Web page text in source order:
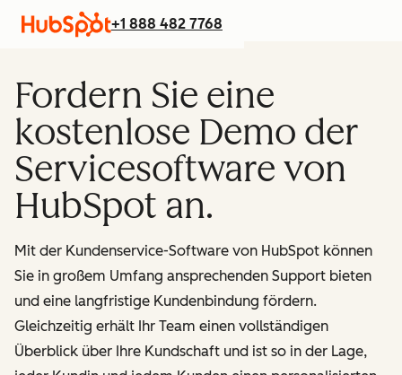
+1 888 482 7768
Fordern Sie eine
kostenlose Demo der
Servicesoftware von
HubSpot an.
Mit der Kundenservice-Software von HubSpot können
Sie in großem Umfang ansprechenden Support bieten
und eine langfristige Kundenbindung fördern.
Gleichzeitig erhält Ihr Team einen vollständigen
Überblick über Ihre Kundschaft und ist so in der Lage,